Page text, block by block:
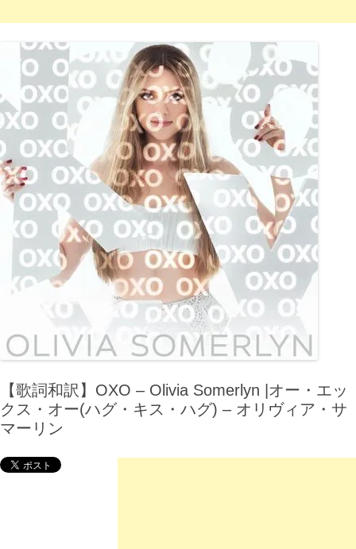
【歌詞和訳】OXO – Olivia Somerlyn |オー・エッ
クス・オー(ハグ・キス・ハグ) – オリヴィア・サ
マーリン